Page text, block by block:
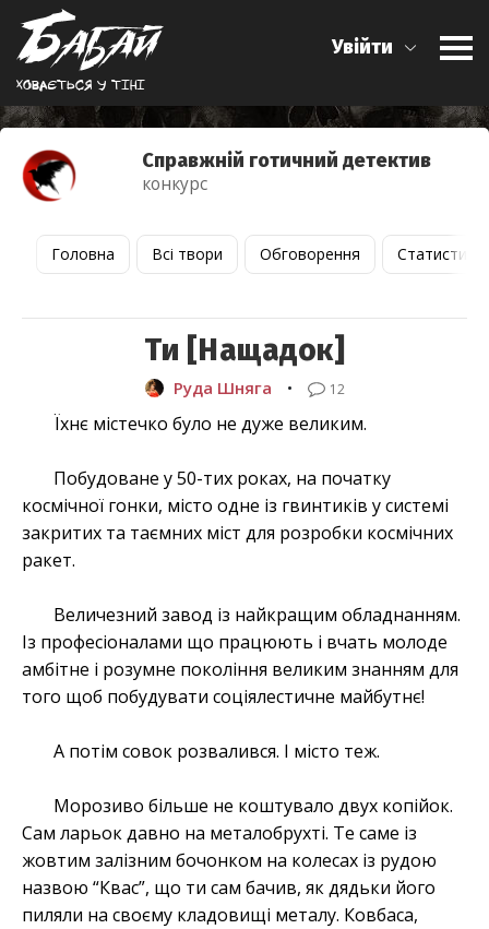
Ховається у тiнi
Увійти
Справжній готичний детектив
конкурс
Головна Всі твори Обговорення Статистика
Ти [Нащадок]
Руда Шняга • 12
Їхнє містечко було не дуже великим.
Побудоване у 50-тих роках, на початку
космічної гонки, місто одне із гвинтиків у системі
закритих та таємних міст для розробки космічних
ракет.
Величезний завод із найкращим обладнанням.
Із професіоналами що працюють і вчать молоде
амбітне і розумне покоління великим знанням для
того щоб побудувати соціялестичне майбутнє!
А потім совок розвалився. І місто теж.
Морозиво більше не коштувало двух копійок.
Сам ларьок давно на металобрухті. Те саме із
жовтим залізним бочонком на колесах із рудою
назвою “Квас”, що ти сам бачив, як дядьки його
пиляли на своєму кладовищі металу. Ковбаса,